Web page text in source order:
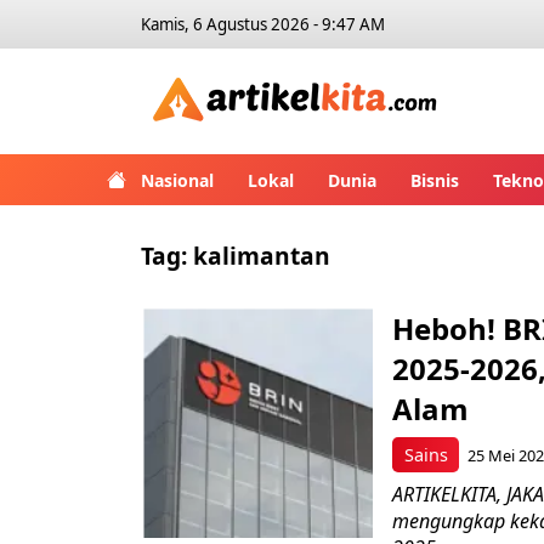
Kamis, 6 Agustus 2026 - 9:47 AM
Nasional Lokal Dunia Bisnis
Tag: kalimantan
Sains
Heboh!
2025-
Alam
25 Mei
ARTIKELKITA,
mengungkap